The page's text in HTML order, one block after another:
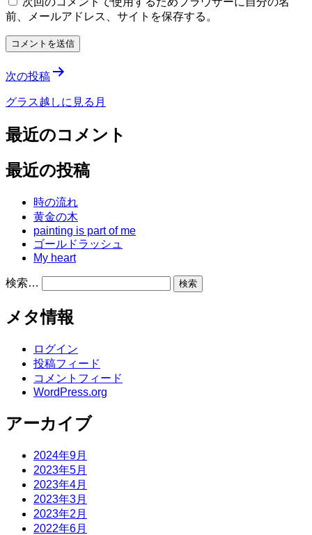
前、メールアドレス、サイトを保存する。
投
稿
ビ
ゲ
ー
次の投稿
グラス越しに見る月
最近のコメント
最近の投稿
時の流れ
黄金の木
painting is part of me
ゴールドラッシュ
My heart
検索…
メタ情報
ログイン
投稿フィード
コメントフィード
WordPress.org
アーカイブ
2024年9月
2023年5月
2023年4月
2023年3月
2023年2月
2022年6月